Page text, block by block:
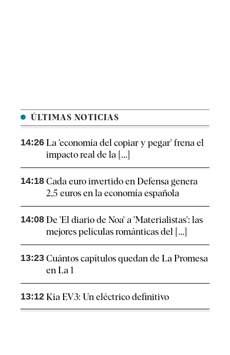
ÚLTIMAS NOTICIAS
14:26 La 'economía del copiar y pegar' frena el
impacto real de la [...]
14:18 Cada euro invertido en Defensa genera
2,5 euros en la economía española
14:08 De 'El diario de Noa' a 'Materialistas': las
mejores películas románticas del [...]
13:23 Cuántos capítulos quedan de La Promesa
en La 1
13:12 Kia EV3: Un eléctrico definitivo